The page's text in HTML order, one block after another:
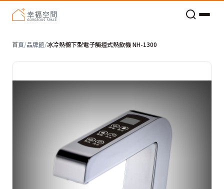
首頁/品牌館/冰冷熱櫥下型電子觸控式熱飲機 NH-1300